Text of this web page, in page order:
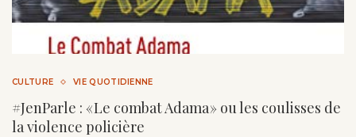
CULTURE VIE QUOTIDIENNE
#JenParle : « Le combat Adama » ou les coulisses de
la violence policière